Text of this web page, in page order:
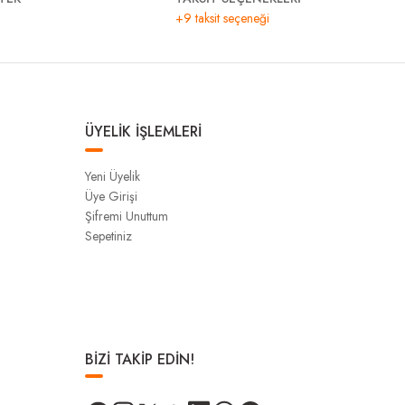
+9 taksit seçeneği
ÜYELİK İŞLEMLERİ
Yeni Üyelik
Üye Girişi
Şifremi Unuttum
Sepetiniz
BİZİ TAKİP EDİN!